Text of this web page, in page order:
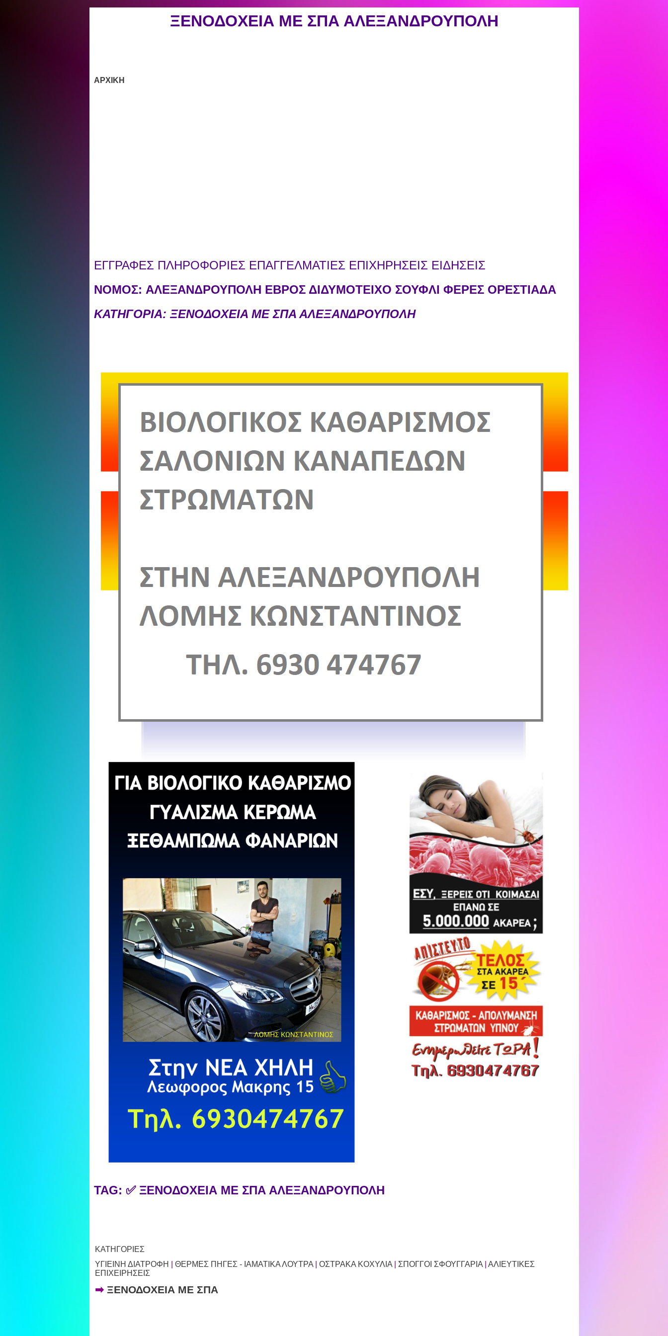
ΞΕΝΟΔΟΧΕΙΑ ΜΕ ΣΠΑ ΑΛΕΞΑΝΔΡΟΥΠΟΛΗ
ΕΓΓΡΑΦΕΣ ΠΛΗΡΟΦΟΡΙΕΣ ΕΠΑΓΓΕΛΜΑΤΙΕΣ ΕΠΙΧΗΡΗΣΕΙΣ ΕΙΔΗΣΕΙΣ
ΝΟΜΟΣ: ΑΛΕΞΑΝΔΡΟΥΠΟΛΗ ΕΒΡΟΣ ΔΙΔΥΜΟΤΕΙΧΟ ΣΟΥΦΛΙ ΦΕΡΕΣ ΟΡΕΣΤΙΑΔΑ
ΚΑΤΗΓΟΡΙΑ: ΞΕΝΟΔΟΧΕΙΑ ΜΕ ΣΠΑ ΑΛΕΞΑΝΔΡΟΥΠΟΛΗ
TAG: ✅ ΞΕΝΟΔΟΧΕΙΑ ΜΕ ΣΠΑ ΑΛΕΞΑΝΔΡΟΥΠΟΛΗ
ΚΑΤΗΓΟΡΙΕΣ
ΥΓΙΕΙΝΗ ΔΙΑΤΡΟΦΗ
ΘΕΡΜΕΣ ΠΗΓΕΣ - ΙΑΜΑΤΙΚΑ ΛΟΥΤΡΑ| ΟΣΤΡΑΚΑ ΚΟΧΥΛΙΑ| ΣΠΟΓΓΟΙ ΣΦΟΥΓΓΑΡΙΑ| ΑΛΙΕΥΤΙΚΕΣ
ΕΠΙΧΕΙΡΗΣΕΙΣ
➡ ΞΕΝΟΔΟΧΕΙΑ ΜΕ ΣΠΑ
ΑΡΧΙΚΗ